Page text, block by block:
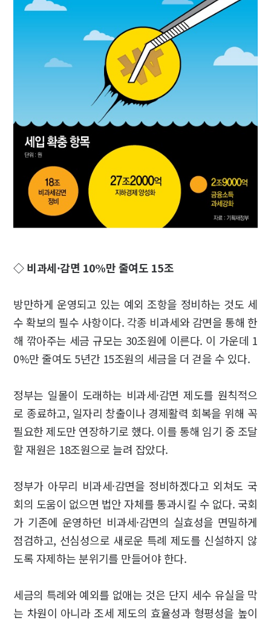
◇ 비과세·감면 10%만 줄여도 15조
방만하게 운영되고 있는 예외 조항을 정비하는 것도 세
수 확보의 필수 사항이다. 각종 비과세와 감면을 통해 한
해 깎아주는 세금 규모는 30조원에 이른다. 이 가운데 1
0%만 줄여도 5년간 15조원의 세금을 더 걷을 수 있다.
정부는 일몰이 도래하는 비과세·감면 제도를 원칙적으
로 종료하고, 일자리 창출이나 경제활력 회복을 위해 꼭
필요한 제도만 연장하기로 했다. 이를 통해 임기 중 조달
할 재원은 18조원으로 늘려 잡았다.
정부가 아무리 비과세·감면을 정비하겠다고 외쳐도 국
회의 도움이 없으면 법안 자체를 통과시킬 수 없다. 국회
가 기존에 운영하던 비과세·감면의 실효성을 면밀하게
점검하고, 선심성으로 새로운 특례 제도를 신설하지 않
도록 자제하는 분위기를 만들어야 한다.
세금의 특례와 예외를 없애는 것은 단지 세수 유실을 막
는 차원이 아니라 조세 제도의 효율성과 형평성을 높이